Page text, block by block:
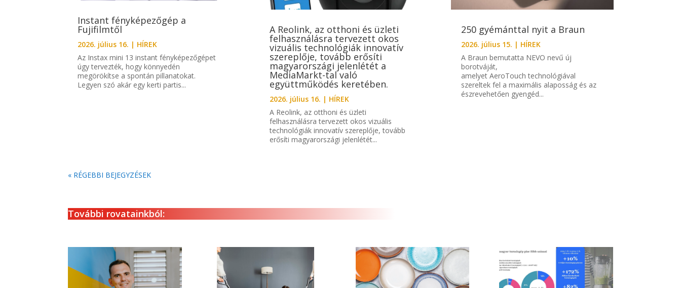
Instant fényképezőgép a
Fujifilmtől
2026. július 16. | HÍREK
Az Instax mini 13 instant fényképezőgépet
úgy tervezték, hogy könnyedén
megörökítse a spontán pillanatokat.
Legyen szó akár egy kerti partis...
A Reolink, az otthoni és üzleti
felhasználásra tervezett okos
vizuális technológiák innovatív
szereplője, tovább erősíti
magyarországi jelenlétét a
MediaMarkt-tal való
együttműködés keretében.
2026. július 16. | HÍREK
A Reolink, az otthoni és üzleti
felhasználásra tervezett okos vizuális
technológiák innovatív szereplője, tovább
erősíti magyarországi jelenlétét...
250 gyémánttal nyit a Braun
2026. július 15. | HÍREK
A Braun bemutatta NEVO nevű új
borotváját,
amelyet AeroTouch technológiával
szereltek fel a maximális alaposság és az
észrevehetően gyengéd...
« RÉGEBBI BEJEGYZÉSEK
További rovatainkból: